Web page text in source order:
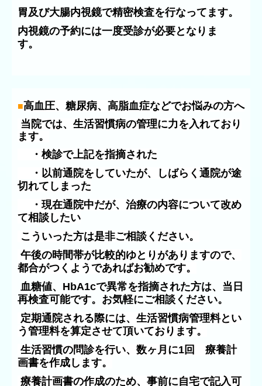
胃及び大腸内視鏡で精密検査を行なってます。
内視鏡の予約には一度受診が必要となりま
す。
■高血圧、糖尿病、高脂血症などでお悩みの方へ
当院では、生活習慣病の管理に力を入れており
ます。
・検診で上記を指摘された
・以前通院をしていたが、しばらく通院が途
切れてしまった
・現在通院中だが、治療の内容について改め
て相談したい
こういった方は是非ご相談ください。
午後の時間帯が比較的ゆとりがありますので、
都合がつくようであればお勧めです。
血糖値、HbA1cで異常を指摘された方は、当日
再検査可能です。お気軽にご相談ください。
定期通院される際には、 生活習慣病管理料とい
う管理料を算定させて頂いております。
生活習慣の問診を行い、数ヶ月に1回 療養計
画書を作成します。
療養計画書の作成のため、事前に自宅で記入可